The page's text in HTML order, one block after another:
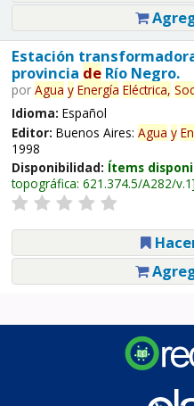
Estación
provincia deRío Negro.
por Agua y Energía Eléctrica,
Idioma: Español
Editor: Buenos Aires: Agua y
1998
Disponibilidad: Ítems
topográfica: 621.374.5/A282/v.1